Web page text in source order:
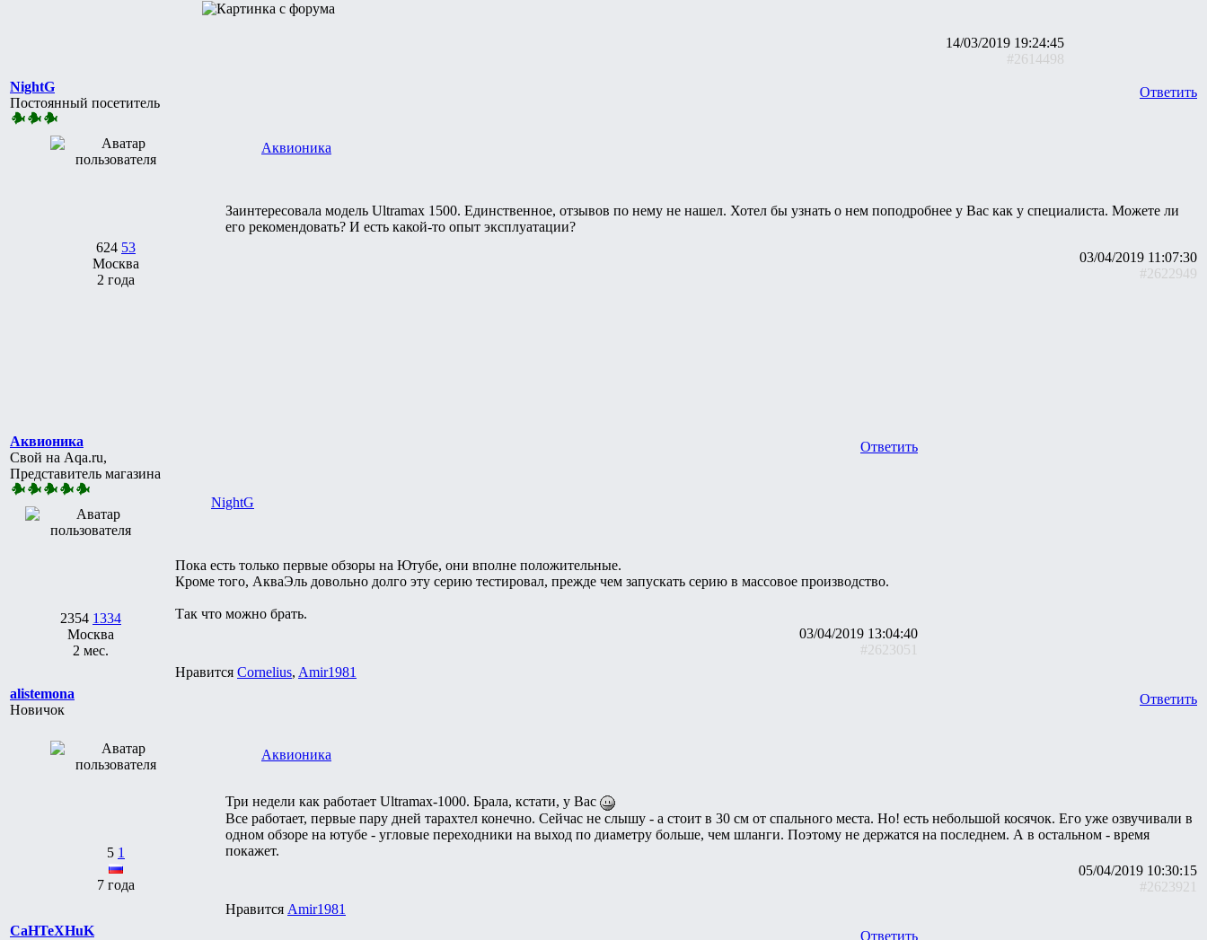
14/03/2019 19:24:45
#2614498
NightG
Постоянный посетитель
624 53
Москва
2 года
Ответить
Аквионика
Заинтересовала модель Ultramax 1500. Единственное, отзывов по нему не нашел. Хотел бы узнать о нем поподробнее у Вас как у специалиста. Можете ли
его рекомендовать? И есть какой-то опыт эксплуатации?
03/04/2019 11:07:30
#2622949
Аквионика
Свой на Aqa.ru,
Представитель магазина
2354 1334
Москва
2 мес.
Ответить
NightG
Пока есть только первые обзоры на Ютубе, они вполне положительные.
Кроме того, АкваЭль довольно долго эту серию тестировал, прежде чем запускать серию в массовое производство.
Так что можно брать.
03/04/2019 13:04:40
#2623051
Нравится Cornelius, Amir1981
alistemona
Новичок
5 1
7 года
Ответить
Аквионика
Три недели как работает Ultramax-1000. Брала, кстати, у Вас
Все работает, первые пару дней тарахтел конечно. Сейчас не слышу - а стоит в 30 см от спального места. Но! есть небольшой косячок. Его уже озвучивали в
одном обзоре на ютубе - угловые переходники на выход по диаметру больше, чем шланги. Поэтому не держатся на последнем. А в остальном - время
покажет.
05/04/2019 10:30:15
#2623921
Нравится Amir1981
CaHTeXHuK
Ответить